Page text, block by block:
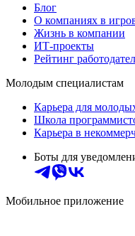
Блог
О компаниях в
Жизнь в компании
ИТ-проекты
Рейтинг
Молодым специалистам
Карьера для
Школа
Карьера в
Боты для
Мобильное приложение